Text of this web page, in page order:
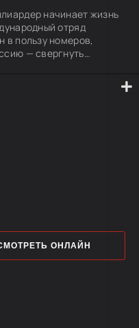
начинает жизнь
отряд
в пользу номеров,
— свергнуть
ОНЛАЙН